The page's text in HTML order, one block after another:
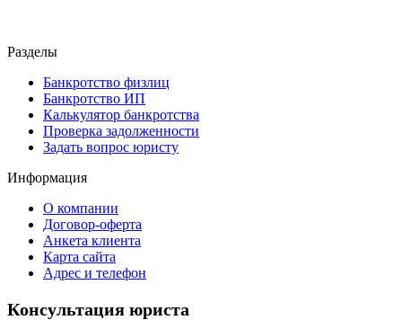
Разделы
Банкротство физлиц
Банкротство ИП
Калькулятор банкротства
Проверка задолженности
Задать вопрос юристу
Информация
О компании
Договор-оферта
Анкета клиента
Карта сайта
Адрес и телефон
Консультация юриста